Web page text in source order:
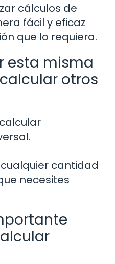
cálculos de
fácil y eficaz
que lo requiera.
esta misma
otros
cantidad
necesites